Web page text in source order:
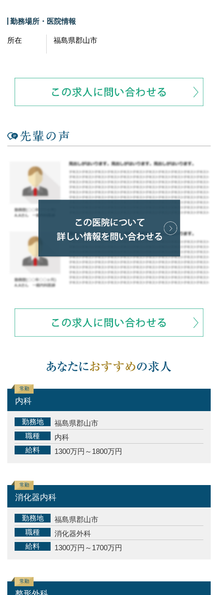
勤務場所・医院情報
所在 福島県郡山市
常勤
内科
勤務地
福島県郡山市
職種
内科
給料
1300万円～1800万円
常勤
消化器内科
勤務地
福島県郡山市
職種
消化器外科
給料
1300万円～1700万円
常勤